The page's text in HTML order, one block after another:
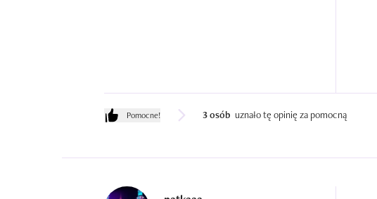
Pomocne! 3 osób uznało tę opinię za pomocną